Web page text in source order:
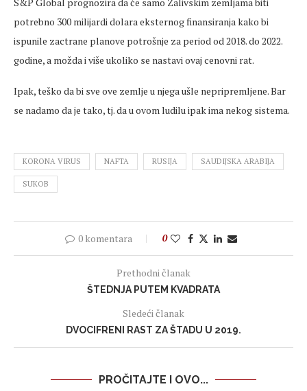
S&P Global prognozira da će samo Zalivskim zemljama biti
potrebno 300 milijardi dolara eksternog finansiranja kako bi
ispunile zactrane planove potrošnje za period od 2018. do 2022.
godine, a možda i više ukoliko se nastavi ovaj cenovni rat.
Ipak, teško da bi sve ove zemlje u njega ušle nepripremljene. Bar
se nadamo da je tako, tj. da u ovom ludilu ipak ima nekog sistema.
KORONA VIRUS NAFTA RUSIJA SAUDIJSKA ARABIJA
SUKOB
0 komentara 0
Prethodni članak
ŠTEDNJA PUTEM KVADRATA
Sledeći članak
DVOCIFRENI RAST ZA ŠTADU U 2019.
PROČITAJTE I OVO...